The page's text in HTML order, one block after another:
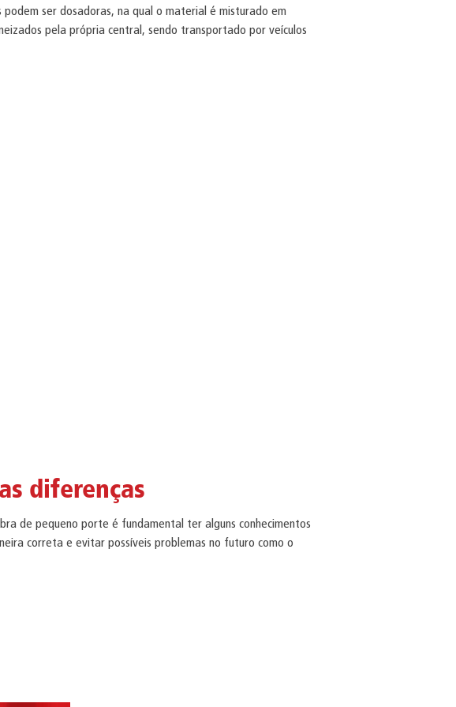
podem ser dosadoras, na qual o material é misturado em
pela própria central, sendo transportado por veículos
diferenças
de pequeno porte é fundamental ter alguns conhecimentos
correta e evitar possíveis problemas no futuro como o